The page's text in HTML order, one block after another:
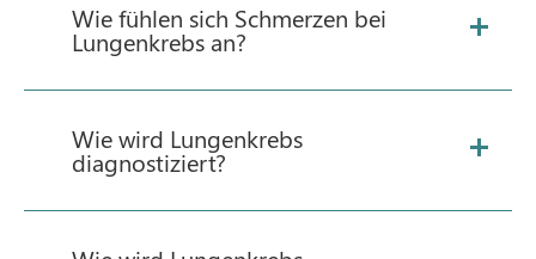
Wie fühlen sich Schmerzen bei
Lungenkrebs an?
Wie wird Lungenkrebs
diagnostiziert?